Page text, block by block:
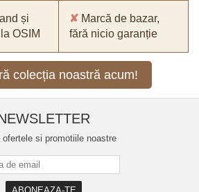
și
OSIM
✘ Marcă de bazar,
fără nicio garanție
colecția noastră acum!
ofertele si promotiile noastre